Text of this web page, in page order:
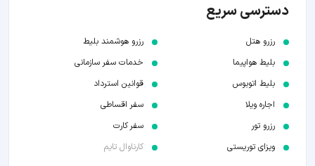
دسترسی سریع
رزرو هتل
بلیط هواپیما
بلیط اتوبوس
اجاره ویلا
رزرو تور
ویزای توریستی
رزرو هوشمند بلیط
خدمات سفر سازمانی
قوانین استرداد
سفر اقساطی
سفر کارت
کارناوال تایم